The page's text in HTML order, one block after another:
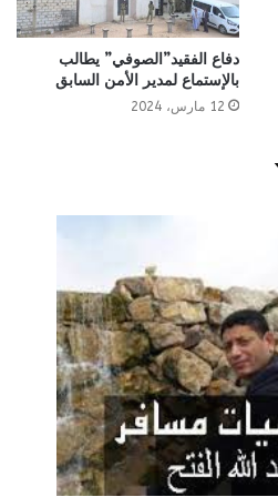
دفاع الفقيد”الصوفي” يطالب
بالإستماع لمدير الأمن السابق
12 مارس، 2024